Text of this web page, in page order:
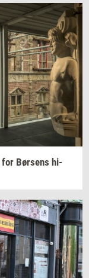
for Bør­sens hi­